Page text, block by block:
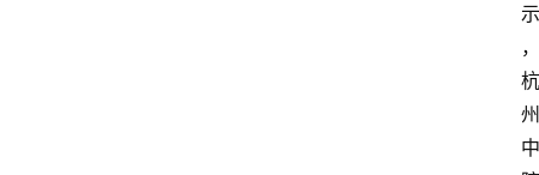
示
，
杭
州
中